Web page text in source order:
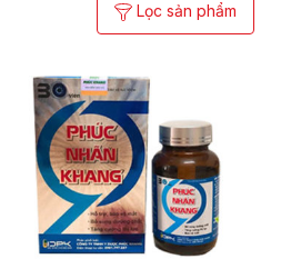
Lọc sản phẩm